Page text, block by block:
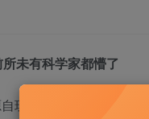
未有科学家都懵了
玩技e族-https://